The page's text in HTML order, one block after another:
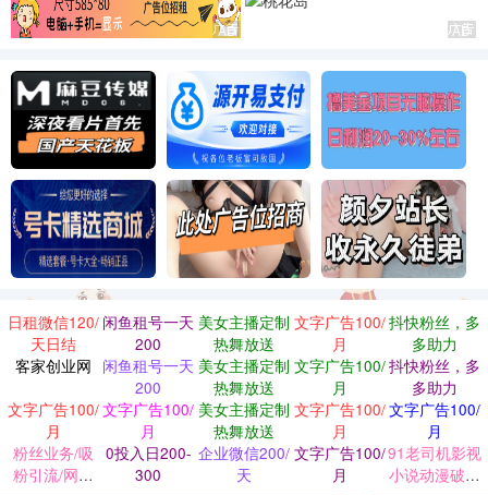
日租微信120/
天日结
闲鱼租号一天
200
美女主播定制
热舞放送
文字广告100/
月
抖快粉丝，多
多助力
客家创业网 闲鱼租号一天
200
美女主播定制
热舞放送
文字广告100/
月
抖快粉丝，多
多助力
文字广告100/
月
文字广告100/
月
美女主播定制
热舞放送
文字广告100/
月
文字广告100/
月
粉丝业务/吸
粉引流/网赚
0投入日200-
300
企业微信200/
天
文字广告100/
月
91老司机影视
小说动漫破解